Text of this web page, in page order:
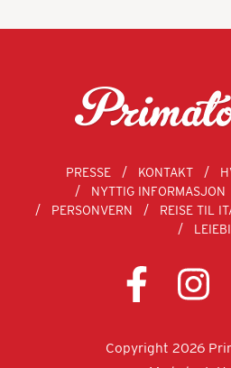
PRESSE KONTAKT
NYTTIG INFORMASJON
PERSONVERN
REISE TIL
Copyright 2026